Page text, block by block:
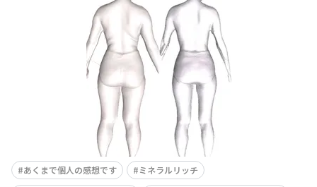
中症などにならないよう、水分補給などしっかりしてくだ
さいね。さて、本日は久々に私の体型変化について投稿し
ます✨以前はSFを飲み始めて半年で体の調子が変わ
あくまで個人の感想です
ミネラルリッチ